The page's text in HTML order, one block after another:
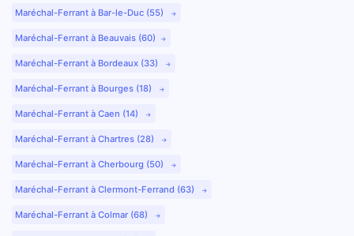
Maréchal-Ferrant à Bar-le-Duc (55)
Maréchal-Ferrant à Beauvais (60)
Maréchal-Ferrant à Bordeaux (33)
Maréchal-Ferrant à Bourges (18)
Maréchal-Ferrant à Caen (14)
Maréchal-Ferrant à Chartres (28)
Maréchal-Ferrant à Cherbourg (50)
Maréchal-Ferrant à Clermont-Ferrand (63)
Maréchal-Ferrant à Colmar (68)